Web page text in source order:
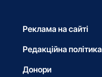
Реклама на сайті
Редакційна політика
Донори